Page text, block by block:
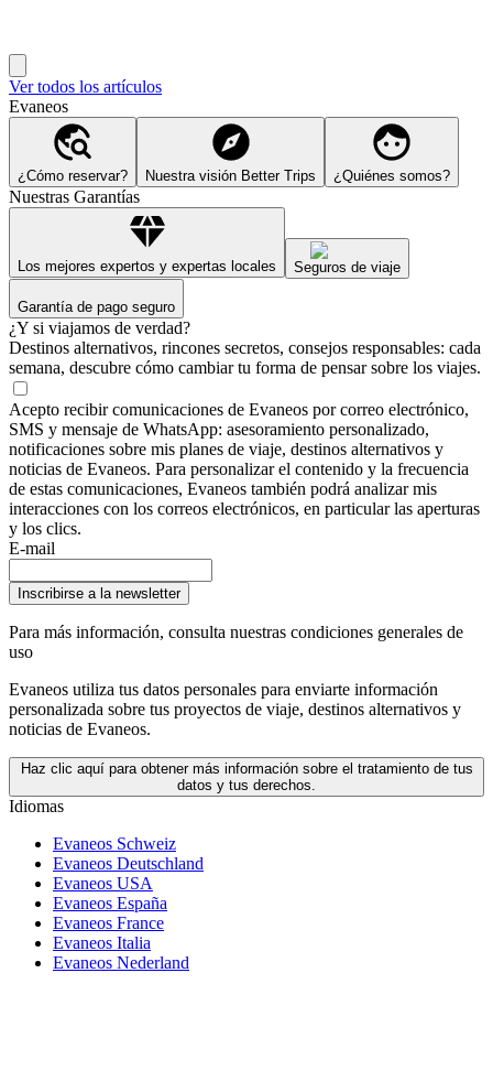
Ver todos los artículos
Evaneos
¿Cómo reservar? Nuestra visión Better Trips ¿Quiénes somos?
Nuestras Garantías
Los mejores expertos y expertas locales Seguros de viaje
Garantía de pago seguro
¿Y si viajamos de verdad?
Destinos alternativos, rincones secretos, consejos responsables: cada
semana, descubre cómo cambiar tu forma de pensar sobre los viajes.
Acepto recibir comunicaciones de Evaneos por correo electrónico,
SMS y mensaje de WhatsApp: asesoramiento personalizado,
notificaciones sobre mis planes de viaje, destinos alternativos y
noticias de Evaneos. Para personalizar el contenido y la frecuencia
de estas comunicaciones, Evaneos también podrá analizar mis
interacciones con los correos electrónicos, en particular las aperturas
y los clics.
E-mail
Inscribirse a la newsletter
Para más información, consulta nuestras condiciones generales de
uso
Evaneos utiliza tus datos personales para enviarte información
personalizada sobre tus proyectos de viaje, destinos alternativos y
noticias de Evaneos.
Haz clic aquí para obtener más información sobre el tratamiento de tus
datos y tus derechos.
Idiomas
Evaneos Schweiz
Evaneos Deutschland
Evaneos USA
Evaneos España
Evaneos France
Evaneos Italia
Evaneos Nederland